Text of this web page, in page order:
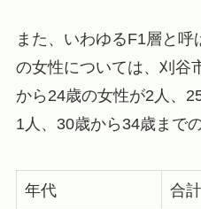
また、いわゆるF1層と
の女性については、刈谷
から24歳の女性が2人、
1人、30歳から34歳まで
年代 合計